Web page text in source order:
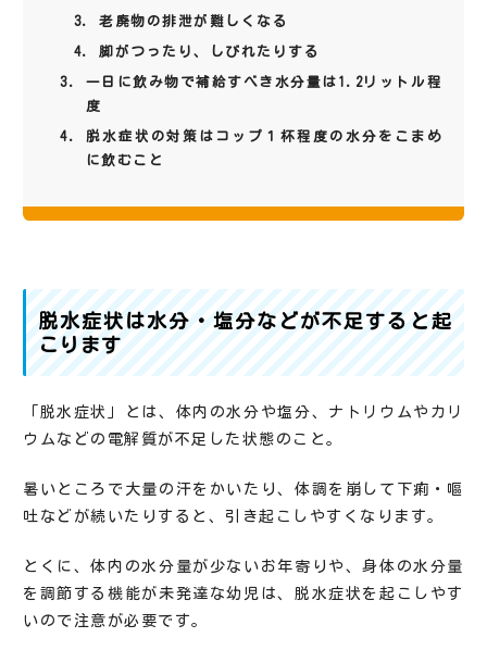
老廃物の排泄が難しくなる
脚がつったり、しびれたりする
一日に飲み物で補給すべき水分量は1.2リットル程
度
脱水症状の対策はコップ１杯程度の水分をこまめ
に飲むこと
脱水症状は水分・塩分などが不足すると起
こります
「脱水症状」とは、体内の水分や塩分、ナトリウムやカリ
ウムなどの電解質が不足した状態のこと。
暑いところで大量の汗をかいたり、体調を崩して下痢・嘔
吐などが続いたりすると、引き起こしやすくなります。
とくに、体内の水分量が少ないお年寄りや、身体の水分量
を調節する機能が未発達な幼児は、脱水症状を起こしやす
いので注意が必要です。